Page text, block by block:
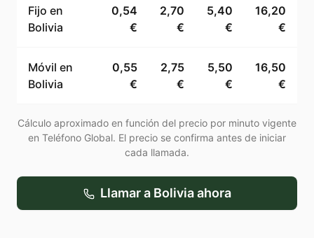
Fijo en
Bolivia
0,54
€
2,70
€
5,40
€
16,20
€
Móvil en
Bolivia
0,55
€
2,75
€
5,50
€
16,50
€
Cálculo aproximado en función del precio por minuto vigente
en Teléfono Global. El precio se confirma antes de iniciar
cada llamada.
Llamar a Boliviaahora